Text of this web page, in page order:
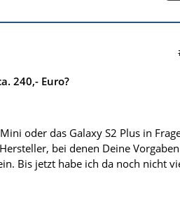
240,- Euro?
oder das Galaxy S2 Plus in
bei denen Deine Vorgaben
Bis jetzt habe ich da noch nicht